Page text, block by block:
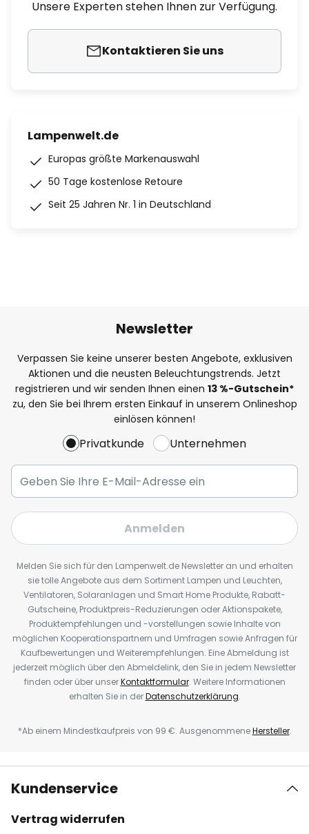
Unsere Experten stehen Ihnen zur Verfügung.
Kontaktieren Sie uns
Lampenwelt.de
Europas größte Markenauswahl
50 Tage kostenlose Retoure
Seit 25 Jahren Nr. 1 in Deutschland
Newsletter
Verpassen Sie keine unserer besten Angebote, exklusiven
Aktionen und die neusten Beleuchtungstrends. Jetzt
registrieren und wir senden Ihnen einen 13 %-Gutschein*
zu, den Sie bei Ihrem ersten Einkauf in unserem Onlineshop
einlösen können!
Privatkunde Unternehmen
Anmelden
Melden Sie sich für den Lampenwelt.de Newsletter an und erhalten
sie tolle Angebote aus dem Sortiment Lampen und Leuchten,
Ventilatoren, Solaranlagen und Smart Home Produkte, Rabatt-
Gutscheine, Produktpreis-Reduzierungen oder Aktionspakete,
Produktempfehlungen und -vorstellungen sowie Inhalte von
möglichen Kooperationspartnern und Umfragen sowie Anfragen für
Kaufbewertungen und Weiterempfehlungen. Eine Abmeldung ist
jederzeit möglich über den Abmeldelink, den Sie in jedem Newsletter
finden oder über unserKontaktformular. Weitere Informationen
erhalten Sie in derDatenschutzerklärung.
*Ab einem Mindestkaufpreis von 99 €. AusgenommeneHersteller.
Kundenservice
Vertrag widerrufen